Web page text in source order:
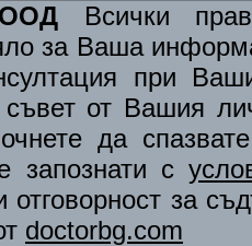
Всички
за Ваша
при
от Вашия
да
запознати с
за
doctorbg.com